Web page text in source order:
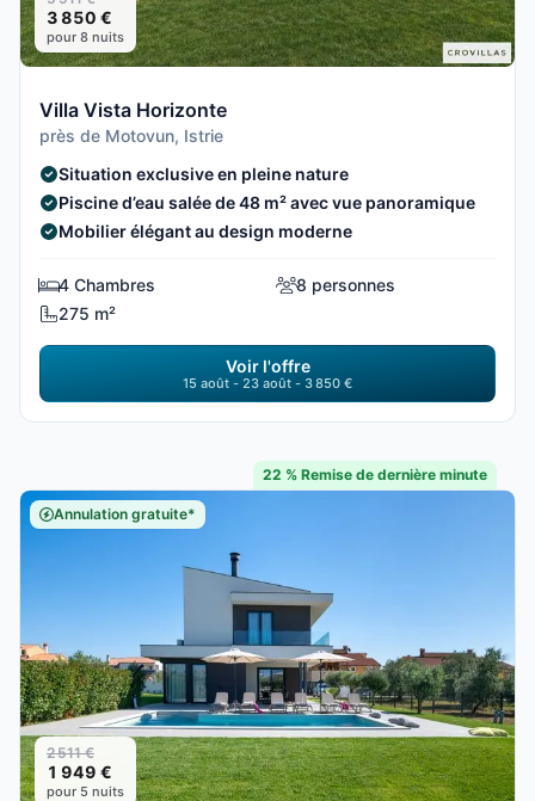
3 850 €
pour 8 nuits
Villa Vista Horizonte
près de Motovun, Istrie
Situation exclusive en pleine nature
Piscine d’eau salée de 48 m² avec vue panoramique
Mobilier élégant au design moderne
4 Chambres
8 personnes
275 m²
Voir l'offre
15 août - 23 août - 3 850 €
22 % Remise de dernière minute
Annulation gratuite*
2 511 €
1 949 €
pour 5 nuits